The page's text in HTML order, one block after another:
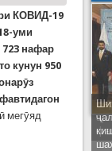
КОВИД-19
уми
723 нафар
кунун 950
мегӯяд